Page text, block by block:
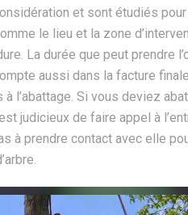
et sont étudiés
le lieu et la zone
La durée que peut prendre
aussi dans la facture
l’abattage. Si vous deviez
judicieux de faire appel à
à prendre contact avec elle